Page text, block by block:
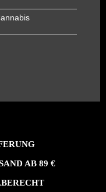
AB 89 €